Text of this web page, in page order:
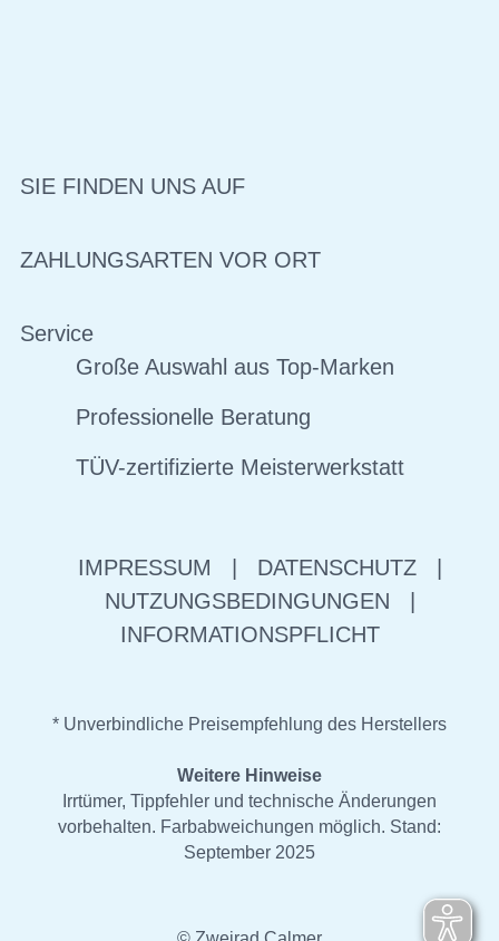
SIE FINDEN UNS AUF
ZAHLUNGSARTEN VOR ORT
Service
Große Auswahl aus Top-Marken
Professionelle Beratung
TÜV-zertifizierte Meisterwerkstatt
IMPRESSUM DATENSCHUTZ
NUTZUNGSBEDINGUNGEN
INFORMATIONSPFLICHT
* Unverbindliche Preisempfehlung des Herstellers
Weitere Hinweise
Irrtümer, Tippfehler und technische Änderungen
vorbehalten. Farbabweichungen möglich. Stand:
September 2025